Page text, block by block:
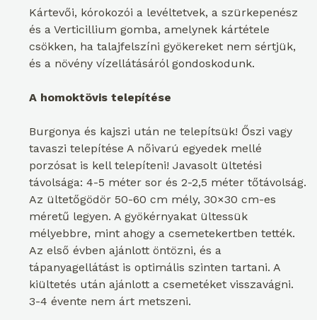
Kártevői, kórokozói a levéltetvek, a szürkepenész
és a Verticillium gomba, amelynek kártétele
csökken, ha talajfelszíni gyökereket nem sértjük,
és a növény vízellátásáról gondoskodunk.
A homoktövis telepítése
Burgonya és kajszi után ne telepítsük! Őszi vagy
tavaszi telepítése A nőivarú egyedek mellé
porzósat is kell telepíteni! Javasolt ültetési
távolsága: 4-5 méter sor és 2-2,5 méter tőtávolság.
Az ültetőgödör 50-60 cm mély, 30×30 cm-es
méretű legyen. A gyökérnyakat ültessük
mélyebbre, mint ahogy a csemetekertben tették.
Az első évben ajánlott öntözni, és a
tápanyagellátást is optimális szinten tartani. A
kiültetés után ajánlott a csemetéket visszavágni.
3-4 évente nem árt metszeni.